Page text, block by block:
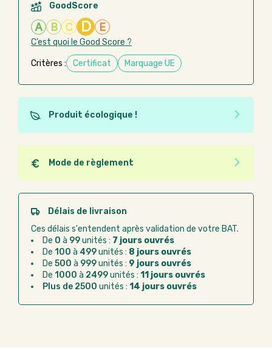
GoodScore
A B C D E
C’est quoi le Good Score ?
Critères : Certificat Marquage UE
Produit écologique !
Ce produit est éco-conçu, il a été fabriqué à partir de
matériaux recyclés ou recyclables. Ces produits
peuvent plus facilement obtenir une seconde vie
après utilisation. L'origine de fabrication du produit
n'entre pas dans les critères d'éco-conception.
Mode de règlement
Quel que soit le mode de règlement, vous pouvez
passer commande en ligne sur Good Act.
Paiement CB :paiement sécurisé par carte
Virement bancaire :règlement sur facture
après la commande
Chorus Pro :règlement par mandat
administratif après la commande
Délais de livraison
Ces délais s'entendent après validation de votre BAT.
De 0 à 99unités : 7 jours ouvrés
De 100 à 499unités : 8 jours ouvrés
De 500 à 999unités : 9 jours ouvrés
De 1000 à 2499unités : 11 jours ouvrés
Plus de 2500 unités : 14 jours ouvrés